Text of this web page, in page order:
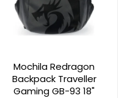
Mochila Redragon
Backpack Traveller
Gaming GB-93 18"